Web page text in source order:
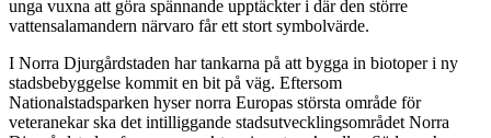
unga vuxna att göra spännande upptäckter i där den större
vattensalamandern närvaro får ett stort symbolvärde.
I Norra Djurgårdstaden har tankarna på att bygga in biotoper i ny
stadsbebyggelse kommit en bit på väg. Eftersom
Nationalstadsparken hyser norra Europas största område för
veteranekar ska det intilliggande stadsutvecklingsområdet Norra